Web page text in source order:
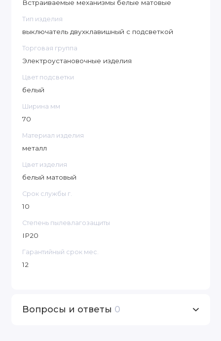
Встраиваемые механизмы белые матовые
Тип изделия
выключатель двухклавишный с подсветкой
Торговая группа
Электроустановочные изделия
Цвет подсветки
белый
Ширина мм
70
Материал изделия
металл
Цвет изделия
белый матовый
Срок службы г.
10
Степень пылевлагозащиты
IP20
Гарантийный срок мес.
12
Вопросы и ответы 0